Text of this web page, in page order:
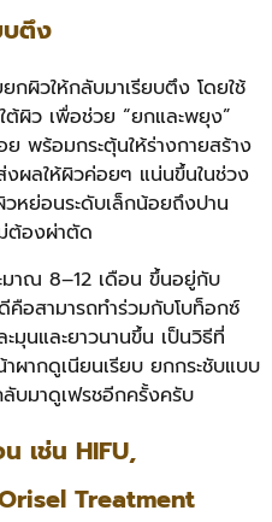
บตึง
กผิวให้กลับมาเรียบตึง โดยใช้
ต้ผิว เพื่อช่วย “ยกและพยุง”
พร้อมกระตุ้นให้ร่างกายสร้าง
งผลให้ผิวค่อยๆ แน่นขึ้นในช่วง
หย่อนระดับเล็กน้อยถึงปาน
ต้องผ่าตัด
มาณ 8–12 เดือน ขึ้นอยู่กับ
อสามารถทำร่วมกับโบท็อกซ์
มุนและยาวนานขึ้น เป็นวิธีที่
ผากดูเนียนเรียบ ยกกระชับแบบ
ลับมาดูเฟรชอีกครั้งครับ
เช่น HIFU,
Treatment